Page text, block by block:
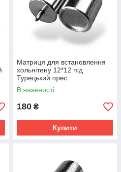
Матриця для встановлення
хольнітену 12*12 під
Турецький прес
В наявності
180 ₴
Купити